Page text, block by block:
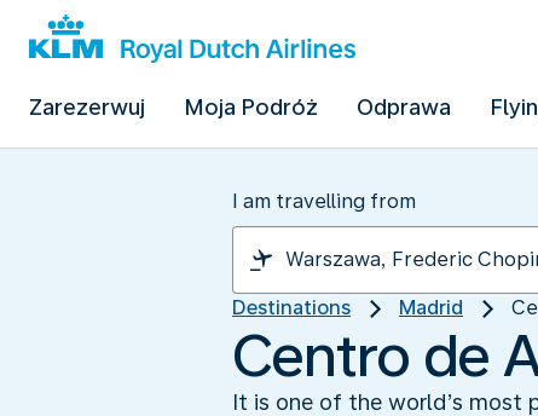
Zarezerwuj Moja Podróż Odprawa
I am travelling from
Destinations Madrid
Centro de
It is one of the world’s most